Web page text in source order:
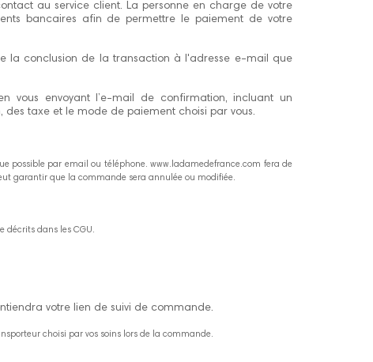
au service client. La personne en charge de votre
bancaires afin de permettre le paiement de votre
la conclusion de la transaction à l'adresse e-mail que
vous envoyant l’e-mail de confirmation, incluant un
taxe et le mode de paiement choisi par vous.
possible par email ou téléphone. www.ladamedefrance.com fera de
garantir que la commande sera annulée ou modifiée.
décrits dans les CGU.
votre lien de suivi de commande.
choisi par vos soins lors de la commande.